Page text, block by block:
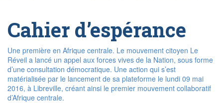
Cahier d’espérance
Une première en Afrique centrale. Le mouvement citoyen Le
Réveil a lancé un appel aux forces vives de la Nation, sous forme
d’une consultation démocratique. Une action qui s’est
matérialisée par le lancement de sa plateforme le lundi 09 mai
2016, à Libreville, créant ainsi le premier mouvement collaboratif
d’Afrique centrale.